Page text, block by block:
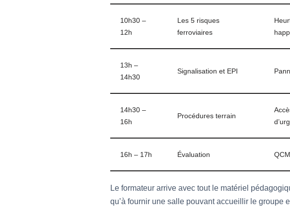
10h30 –
12h
Les 5 risques
ferroviaires
13h –
14h30
Signalisation et EPI
14h30 –
16h
Procédures terrain
16h – 17h Évaluation
Le formateur arrive avec tout le matériel
qu’à fournir une salle pouvant accueillir le groupe